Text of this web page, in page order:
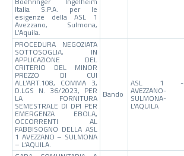
Italia S.P.A. per le
esigenze della ASL 1
Avezzano, Sulmona,
L’Aquila.
PROCEDURA NEGOZIATA
SOTTOSOGLIA, IN
APPLICAZIONE DEL
CRITERIO DEL MINOR
PREZZO DI CUI
ALL’ART.108, COMMA 3,
D.LGS N. 36/2023, PER
LA FORNITURA
SEMESTRALE DI DPI PER
EMERGENZA EBOLA,
OCCORRENTI AL
FABBISOGNO DELLA ASL
1 AVEZZANO – SULMONA
– L‘AQUILA.
Bando
ASL 1 -
AVEZZANO-
SULMONA-
L'AQUILA